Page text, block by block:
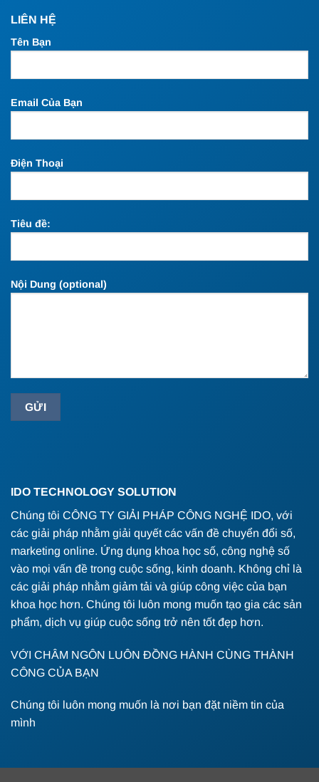
LIÊN HỆ
Tên Bạn
Email Của Bạn
Điện Thoại
Tiêu đề:
Nội Dung (optional)
IDO TECHNOLOGY SOLUTION
Chúng tôi CÔNG TY GIẢI PHÁP CÔNG NGHỆ IDO, với
các giải pháp nhằm giải quyết các vấn đề chuyển đổi số,
marketing online. Ứng dụng khoa học số, công nghệ số
vào mọi vấn đề trong cuộc sống, kinh doanh. Không chỉ là
các giải pháp nhằm giảm tải và giúp công việc của bạn
khoa học hơn. Chúng tôi luôn mong muốn tạo gia các sản
phẩm, dịch vụ giúp cuộc sống trở nên tốt đẹp hơn.
VỚI CHÂM NGÔN LUÔN ĐỒNG HÀNH CÙNG THÀNH
CÔNG CỦA BẠN
Chúng tôi luôn mong muốn là nơi bạn đặt niềm tin của
mình